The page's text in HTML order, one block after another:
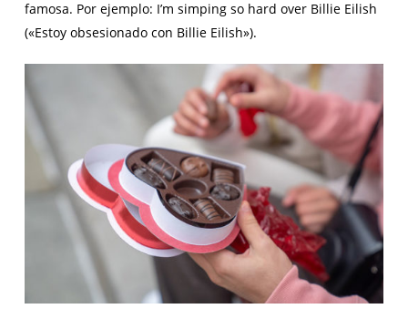
famosa. Por ejemplo: I’m simping so hard over Billie Eilish
(«Estoy obsesionado con Billie Eilish»).